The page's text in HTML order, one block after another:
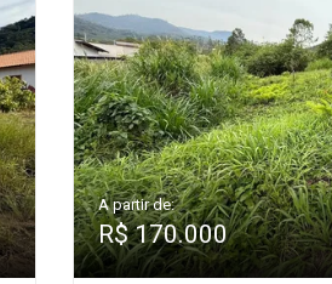
A partir de:
R$ 170.000